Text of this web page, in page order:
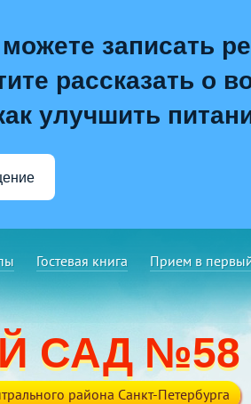
записать
рассказать о
улучшить
Гостевая книга Прием в
САД №58
района Санкт-Петербурга